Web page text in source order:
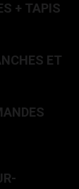
+ TAPIS
ET